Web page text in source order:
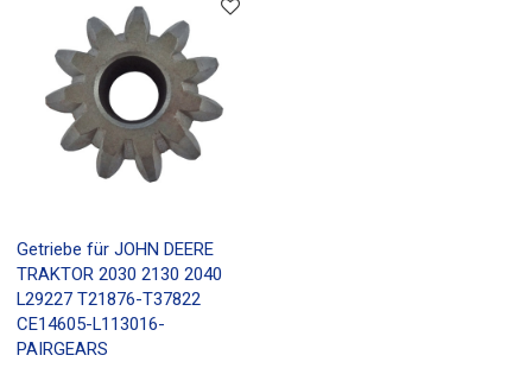
Getriebe für JOHN DEERE
TRAKTOR 2030 2130 2040
L29227 T21876-T37822
CE14605-L113016-
PAIRGEARS